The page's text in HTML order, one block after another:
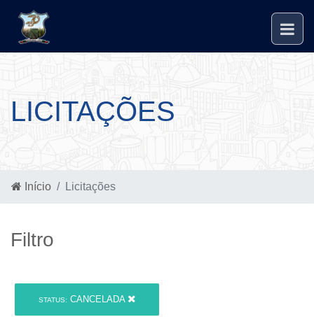
LICITAÇÕES
Início Licitações
Filtro
STATUS: CANCELADA